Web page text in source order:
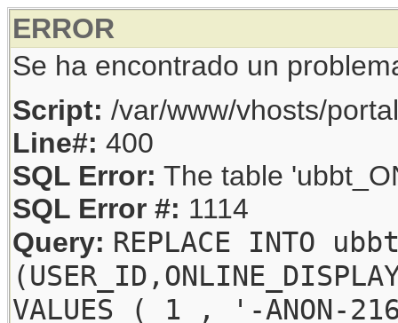
ERROR
Se ha encontrado un
Script: /var/www/vhosts/
Line#: 400
SQL Error: The table
SQL Error #: 1114
Query: REPLACE INTO
VALUES ( 1 , '-